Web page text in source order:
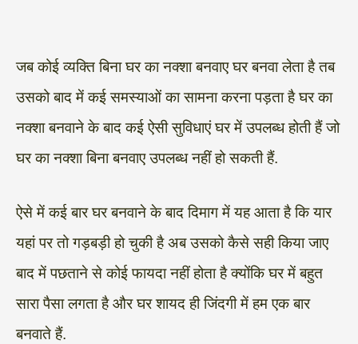
जब कोई व्यक्ति बिना घर का नक्शा बनवाए घर बनवा लेता है तब
उसको बाद में कई समस्याओं का सामना करना पड़ता है घर का
नक्शा बनवाने के बाद कई ऐसी सुविधाएं घर में उपलब्ध होती हैं जो
घर का नक्शा बिना बनवाए उपलब्ध नहीं हो सकती हैं.
ऐसे में कई बार घर बनवाने के बाद दिमाग में यह आता है कि यार
यहां पर तो गड़बड़ी हो चुकी है अब उसको कैसे सही किया जाए
बाद में पछताने से कोई फायदा नहीं होता है क्योंकि घर में बहुत
सारा पैसा लगता है और घर शायद ही जिंदगी में हम एक बार
बनवाते हैं.